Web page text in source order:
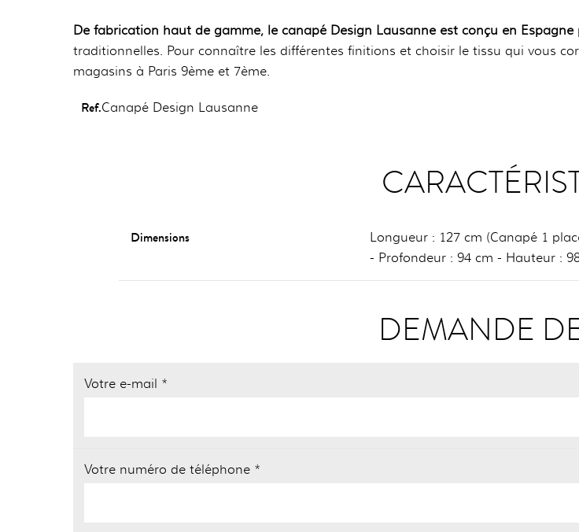
De fabrication haut de gamme, le canapé Design Lausanne est conçu en Espagne
traditionnelles. Pour connaître les différentes finitions et choisir le tissu qui vous
magasins à Paris 9ème et 7ème.
Ref.Canapé Design Lausanne
Dimensions
Longueur : 127 cm (Canapé 1
- Profondeur : 94 cm - Hauteur :
DEMANDE
Votre e-mail *
Votre numéro de téléphone *